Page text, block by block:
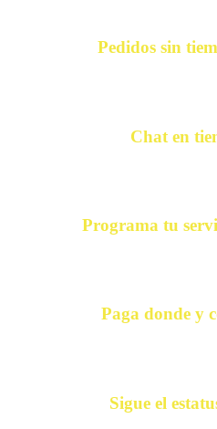
Pedidos sin
Chat en
Programa tu
Paga donde y
Sigue el